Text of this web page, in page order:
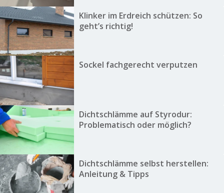
Klinker im Erdreich schützen: So
geht’s richtig!
Sockel fachgerecht verputzen
Dichtschlämme auf Styrodur:
Problematisch oder möglich?
Dichtschlämme selbst herstellen:
Anleitung & Tipps